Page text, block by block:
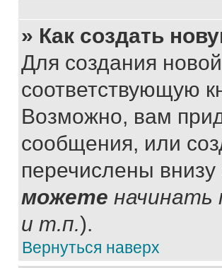
» Как создать
Для создания
соответствующую
Возможно, вам
сообщения, или
перечислены
можете
и т.п.).
Вернуться наверх